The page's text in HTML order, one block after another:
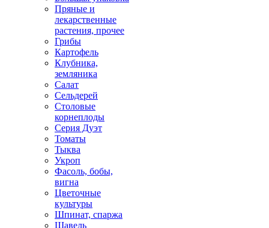
Пряные и
лекарственные
растения, прочее
Грибы
Картофель
Клубника,
земляника
Салат
Сельдерей
Столовые
корнеплоды
Серия Дуэт
Томаты
Тыква
Укроп
Фасоль, бобы,
вигна
Цветочные
культуры
Шпинат, спаржа
Щавель